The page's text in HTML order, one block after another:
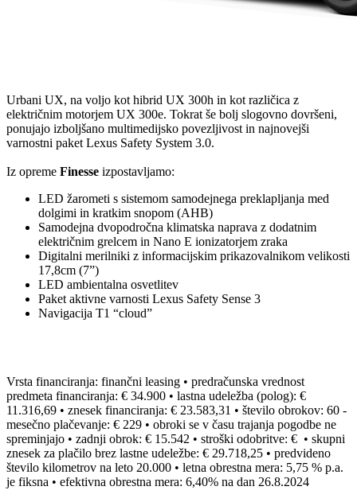
Urbani UX, na voljo kot hibrid UX 300h in kot različica z
električnim motorjem UX 300e. Tokrat še bolj slogovno dovršeni,
ponujajo izboljšano multimedijsko povezljivost in najnovejši
varnostni paket Lexus Safety System 3.0.
Iz opreme Finesse izpostavljamo:
LED žarometi s sistemom samodejnega preklapljanja med
dolgimi in kratkim snopom (AHB)
Samodejna dvopodročna klimatska naprava z dodatnim
električnim grelcem in Nano E ionizatorjem zraka
Digitalni merilniki z informacijskim prikazovalnikom velikosti
17,8cm (7”)
LED ambientalna osvetlitev
Paket aktivne varnosti Lexus Safety Sense 3
Navigacija T1 “cloud”
Vrsta financiranja: finančni leasing • predračunska vrednost
predmeta financiranja: € 34.900 • lastna udeležba (polog): €
11.316,69 • znesek financiranja: € 23.583,31 • število obrokov: 60 -
mesečno plačevanje: € 229 • obroki se v času trajanja pogodbe ne
spreminjajo • zadnji obrok: € 15.542 • stroški odobritve: € • skupni
znesek za plačilo brez lastne udeležbe: € 29.718,25 • predvideno
število kilometrov na leto 20.000 • letna obrestna mera: 5,75 % p.a.
je fiksna • efektivna obrestna mera: 6,40% na dan 26.8.2024